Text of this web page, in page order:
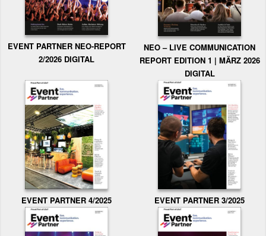
EVENT PARTNER NEO-REPORT
2/2026 DIGITAL
NEO – LIVE COMMUNICATION
REPORT EDITION 1 | MÄRZ 2026
DIGITAL
EVENT PARTNER 4/2025 EVENT PARTNER 3/2025